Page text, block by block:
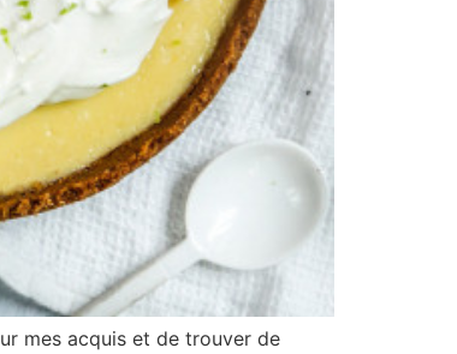
mes acquis et de trouver de